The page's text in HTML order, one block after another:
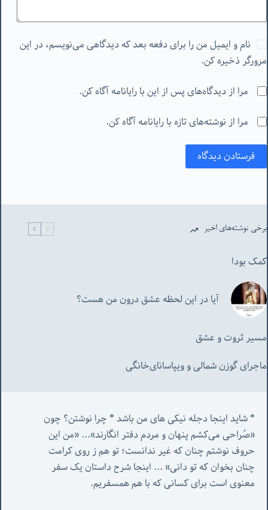
نام و ایمیل من را برای دفعه بعد که دیدگاهی می‌نویسم، در این
مرورگر ذخیره کن.
مرا از دیدگاه‌های پس از این با رایانامه آگاه کن.
مرا از نوشته‌های تازه با رایانامه آگاه کن.
فرستادن دیدگاه
برخی نوشته‌های اخیر
کمک بودا
آیا در این لحظه عشق درون من هست؟
مسیر ثروت و عشق
ماجرای گوزن شمالی و‌ ویپاسانای‌خانگی
«صُراحی می‌کشم پنهان‌ و مردم‌ دفتر انگارند»... «
چنان بخوان که تو دانی» ...
معنوی است برای کسانی که با هم همسفریم.